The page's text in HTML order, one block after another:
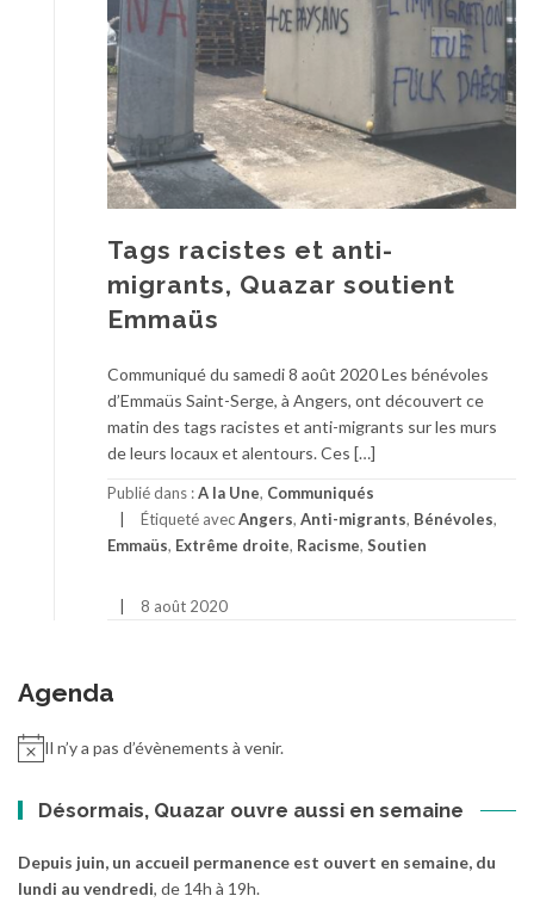
Tags racistes et anti-
migrants, Quazar soutient
Emmaüs
Communiqué du samedi 8 août 2020 Les bénévoles
d’Emmaüs Saint-Serge, à Angers, ont découvert ce
matin des tags racistes et anti-migrants sur les murs
de leurs locaux et alentours. Ces […]
Publié dans :A la Une, Communiqués
Étiqueté avecAngers, Anti-migrants, Bénévoles,
Emmaüs, Extrême droite, Racisme, Soutien
8 août 2020
Agenda
Il n’y a pas d’évènements à venir.
Désormais, Quazar ouvre aussi en semaine
Depuis juin, un accueil permanence est ouvert en semaine, du
lundi au vendredi, de 14h à 19h.